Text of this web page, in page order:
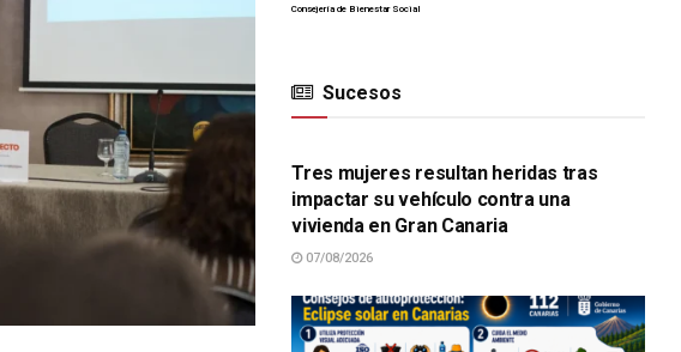
Consejería de Bienestar Social
Sucesos
SUCESOS
Tres mujeres resultan heridas tras
impactar su vehículo contra una
vivienda en Gran Canaria
07/08/2026